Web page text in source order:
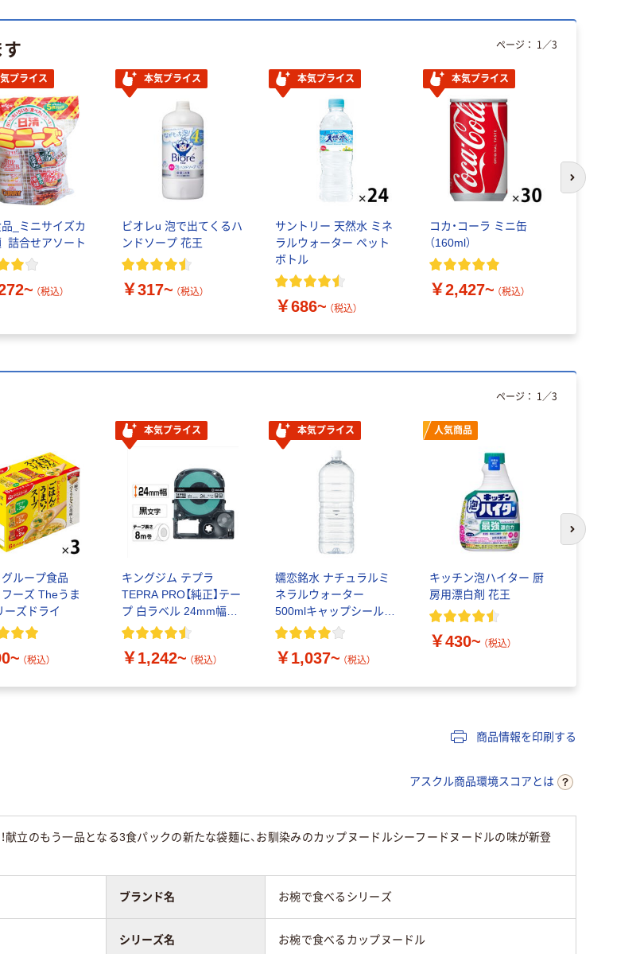
プライス
_ミニサイズカ
詰合せアソート
（税込）
本気プライス
ビオレu 泡で出てくるハ
ンドソープ 花王
￥317~ （税込）
本気プライス
サントリー 天然水 ミネ
ラルウォーター ペット
ボトル
￥686~ （税込）
本気プライス
コカ・コーラ ミニ缶
（160ml）
￥2,427~ （税込）
ページ： 1 ／3
次のスライド
グループ食品
ーズ Theうま
ーズドライ
（税込）
本気プライス
キングジム テプラ
TEPRA PRO【純正】テー
プ 白ラベル 24mm幅
（黒文字）
￥1,242~ （税込）
本気プライス
嬬恋銘水 ナチュラルミ
ネラルウォーター
500mlキャップシール付
き／2Lラベルレス 10本
￥1,037~ （税込）
人気商品
キッチン泡ハイター 厨
房用漂白剤 花王
￥430~ （税込）
ページ： 1 ／3
次のスライド
商品情報を印刷する
アスクル商品環境スコアとは
献立のもう一品となる3食パックの新たな袋麺に、お馴染みのカップヌードルシーフードヌードルの味が新登
ブランド名 お椀で食べるシリーズ
シリーズ名 お椀で食べるカップヌードル